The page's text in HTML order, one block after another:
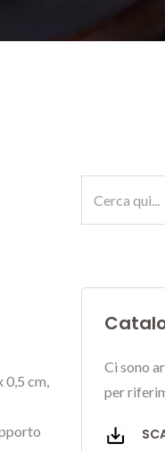
0,5 cm,
Ci sono
per